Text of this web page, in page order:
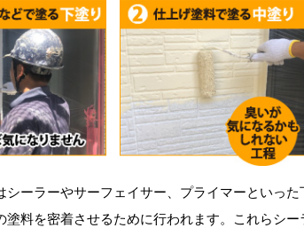
ーラーやサーフェイサー、プライマーといった
塗料を密着させるために行われます。これらシ